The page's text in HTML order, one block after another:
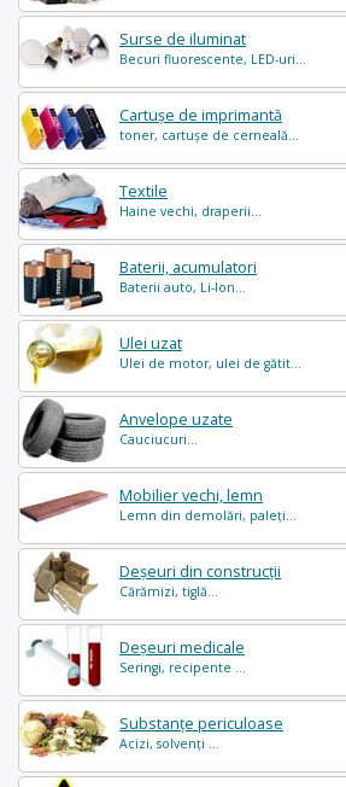
Surse de iluminat
Becuri fluorescente, LED-uri...
Cartușe de imprimantă
toner, cartușe de cerneală...
Textile
Haine vechi, draperii...
Baterii, acumulatori
Baterii auto, Li-Ion...
Ulei uzat
Ulei de motor, ulei de gătit...
Anvelope uzate
Cauciucuri...
Mobilier vechi, lemn
Lemn din demolări, paleți...
Deșeuri din construcții
Cărămizi, tiglă...
Deșeuri medicale
Seringi, recipente ...
Substanțe periculoase
Acizi, solvenți ...